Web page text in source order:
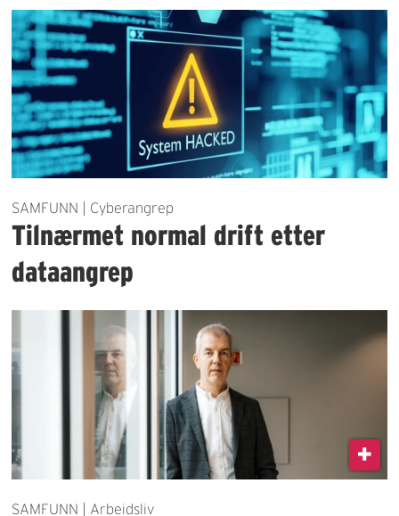
SAMFUNN | Cyberangrep
Tilnærmet normal drift etter
dataangrep
SAMFUNN | Arbeidsliv